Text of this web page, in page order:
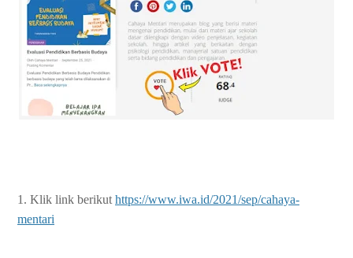
1. Klik link berikut https://www.iwa.id/2021/sep/cahaya-
mentari